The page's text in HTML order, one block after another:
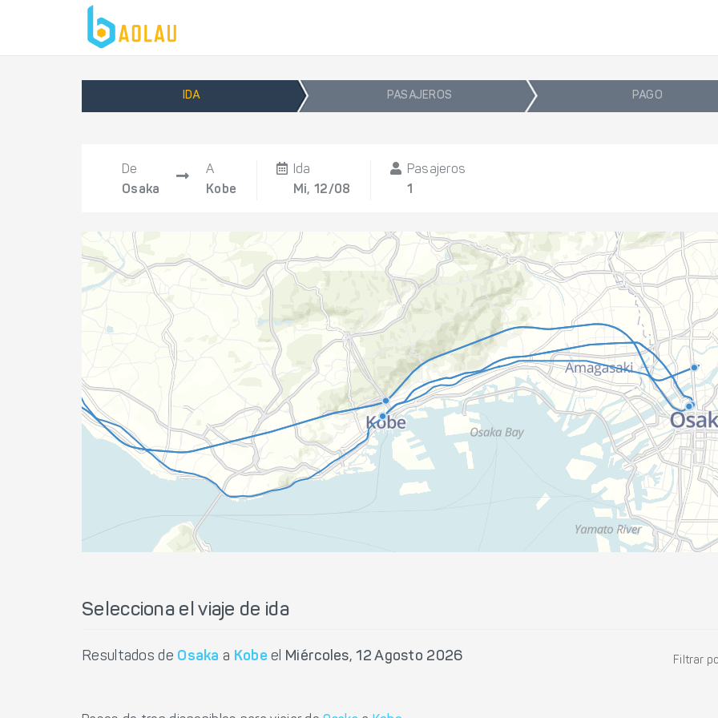
IDA PASAJEROS PAGO
De
Osaka
A
Kobe
Ida
Mi, 12/08
Pasajeros
1
Selecciona el viaje de ida
Resultados de Osaka a Kobe el Miércoles, 12 Agosto 2026 Filtrar